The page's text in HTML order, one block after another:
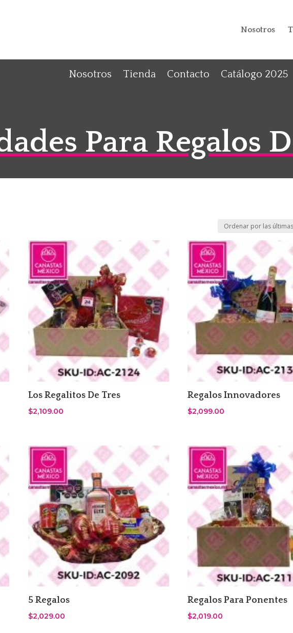
Nosotros
Nosotros Tienda Contacto Catálogo 2025
Para Regalos
Los Regalitos De Tres
$2,109.00
Regalos Innovadores
$2,099.00
5 Regalos
$2,029.00
Regalos Para Ponentes
$2,019.00